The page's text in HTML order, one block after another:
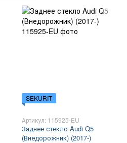
SEKURIT
Артикул: 115925-EU
Заднее стекло Audi Q5
(Внедорожник) (2017-)